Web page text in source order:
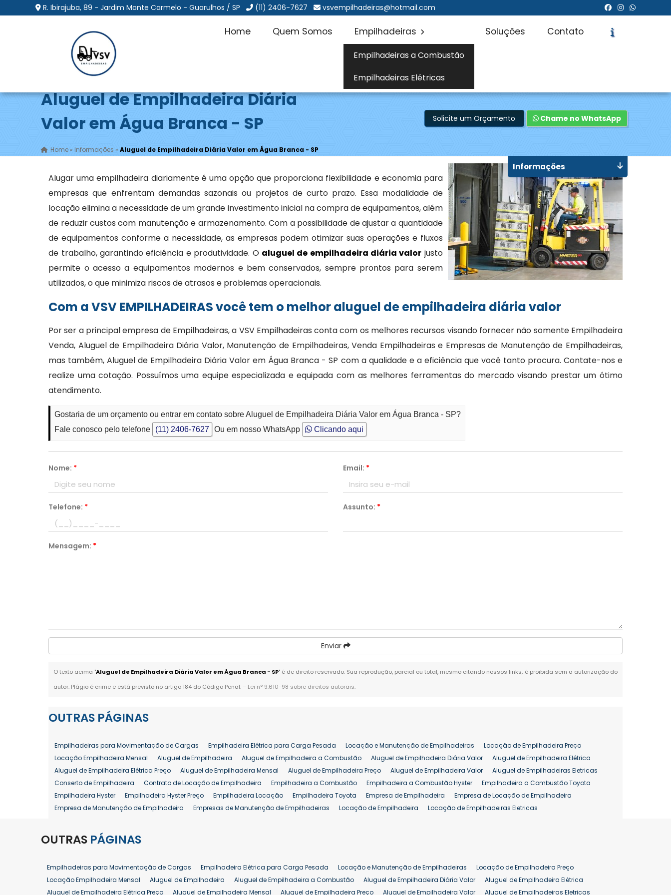
R. Ibirajuba, 89 - Jardim Monte Carmelo - Guarulhos / SP (11) 2406-7627 vsvempilhadeiras@hotmail.com
Home Quem Somos Empilhadeiras
Empilhadeiras a Combustão
Empilhadeiras Elétricas
Soluções Contato
Aluguel de Empilhadeira Diária
Valor em Água Branca - SP
Home »Informações »Aluguel de Empilhadeira Diária Valor em Água Branca - SP
Solicite um Orçamento Chame no WhatsApp
Alugar uma empilhadeira diariamente é uma opção que proporciona flexibilidade e economia para
empresas que enfrentam demandas sazonais ou projetos de curto prazo. Essa modalidade de
locação elimina a necessidade de um grande investimento inicial na compra de equipamentos, além
de reduzir custos com manutenção e armazenamento. Com a possibilidade de ajustar a quantidade
de equipamentos conforme a necessidade, as empresas podem otimizar suas operações e fluxos
de trabalho, garantindo eficiência e produtividade. O aluguel de empilhadeira diária valor justo
permite o acesso a equipamentos modernos e bem conservados, sempre prontos para serem
utilizados, o que minimiza riscos de atrasos e problemas operacionais.
Com a VSV EMPILHADEIRAS você tem o melhor aluguel de empilhadeira diária valor
Por ser a principal empresa de Empilhadeiras, a VSV Empilhadeiras conta com os melhores recursos visando fornecer não somente Empilhadeira
Venda, Aluguel de Empilhadeira Diária Valor, Manutenção de Empilhadeiras, Venda Empilhadeiras e Empresas de Manutenção de Empilhadeiras,
mas também, Aluguel de Empilhadeira Diária Valor em Água Branca - SP com a qualidade e a eficiência que você tanto procura. Contate-nos e
realize uma cotação. Possuímos uma equipe especializada e equipada com as melhores ferramentas do mercado visando prestar um ótimo
atendimento.
Gostaria de um orçamento ou entrar em contato sobre Aluguel de Empilhadeira Diária Valor em Água Branca - SP?
Fale conosco pelo telefone
(11) 2406-7627 Ou em nosso WhatsApp Clicando aqui
Nome: * Email: *
Telefone: * Assunto: *
Mensagem: *
Enviar
O texto acima "Aluguel de Empilhadeira Diária Valor em Água Branca - SP" é de direito reservado. Sua reprodução, parcial ou total, mesmo citando nossos links, é proibida sem a autorização do
autor. Plágio é crime e está previsto no artigo 184 do Código Penal. – Lei n° 9.610-98 sobre direitos autorais.
Informações
OUTRAS PÁGINAS
Empilhadeiras para Movimentação de Cargas Empilhadeira Elétrica para Carga Pesada Locação e Manutenção de Empilhadeiras
Locação de Empilhadeira Preço
Locação Empilhadeira Mensal
Aluguel de Empilhadeira Aluguel de Empilhadeira a Combustão Aluguel de Empilhadeira Diária Valor
Aluguel de Empilhadeira Elétrica
Aluguel de Empilhadeira Elétrica Preço
Aluguel de Empilhadeira Mensal Aluguel de Empilhadeira Preço Aluguel de Empilhadeira Valor
Aluguel de Empilhadeiras Eletricas
Conserto de Empilhadeira
Contrato de Locação de Empilhadeira Empilhadeira a Combustão Empilhadeira a Combustão Hyster
Empilhadeira a Combustão Toyota
Empilhadeira Hyster
Empilhadeira Hyster Preço Empilhadeira Locação Empilhadeira Toyota Empresa de Empilhadeira
Empresa de Locação de Empilhadeira
Empresa de Manutenção de Empilhadeira
Empresas de Manutenção de Empilhadeiras Locação de Empilhadeira
Locação de Empilhadeiras Eletricas
Manutenção em Empilhadeiras
Reforma de Empilhadeira
Aluguel de Empilhadeira 25 ton
Locação de Empilhadeira 25 ton Comprar Empilhadeira 25 ton Empilhadeira a Combustão 25 ton
Preço de Empilhadeira 25 ton
Venda Empilhadeiras 25 ton
OUTRAS PÁGINAS
Empilhadeiras para Movimentação de Cargas Empilhadeira Elétrica para Carga Pesada Locação e Manutenção de Empilhadeiras
Locação de Empilhadeira Preço
Locação Empilhadeira Mensal
Aluguel de Empilhadeira Aluguel de Empilhadeira a Combustão Aluguel de Empilhadeira Diária Valor
Aluguel de Empilhadeira Elétrica
Aluguel de Empilhadeira Elétrica Preço
Aluguel de Empilhadeira Mensal Aluguel de Empilhadeira Preço Aluguel de Empilhadeira Valor
Aluguel de Empilhadeiras Eletricas